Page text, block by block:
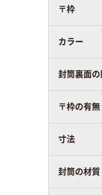
〒枠
カラー
封筒裏面
〒枠の有無
寸法
封筒の材質